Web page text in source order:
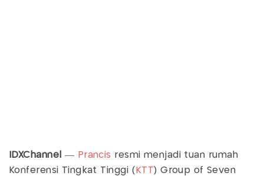
IDXChannel — Prancis resmi menjadi tuan rumah
Konferensi Tingkat Tinggi ( KTT) Group of Seven